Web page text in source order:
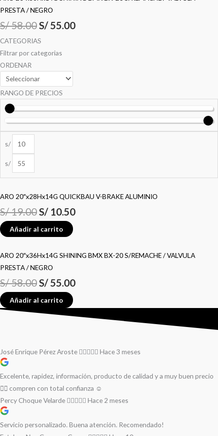
PRESTA / NEGRO
S/58.00S/ 55.00
CATEGORIAS
Filtrar por categorias
ORDENAR
RANGO DE PRECIOS
s/
s/
ARO 20″x28Hx14G QUICKBAU V-BRAKE ALUMINIO
S/19.00S/ 10.50
Añadir al carrito
ARO 20″x36Hx14G SHINING BMX BX-20 S/REMACHE / VALVULA
PRESTA / NEGRO
S/58.00S/55.00
Añadir al carrito
José Enrique Pérez Aroste Hace 3 meses
Excelente, rapidez, información, producto de calidad y a muy buen precio
👌🏻 compren con total confianza ☺️
Percy Choque Velarde
Hace 2 meses
Servicio personalizado. Buena atención. Recomendado!